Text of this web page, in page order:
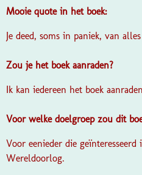
Mooie quote in het boek:
Je deed, soms in paniek, van
Zou je het boek aanraden?
Ik kan iedereen het boek
Voor welke doelgroep zou dit
Voor eenieder die
Wereldoorlog.